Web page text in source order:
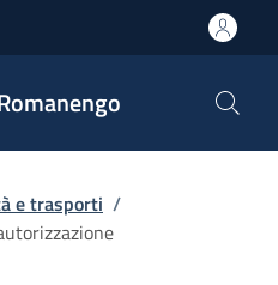
e trasporti /